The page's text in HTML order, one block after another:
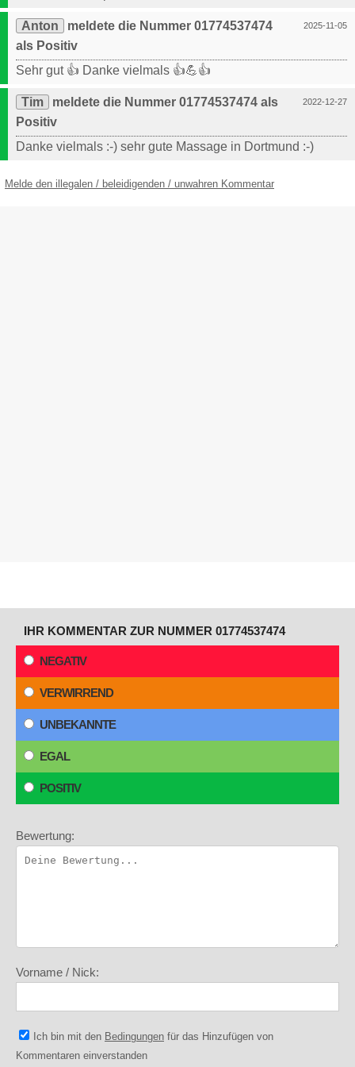
2025-11-05
Anton
meldete die Nummer 01774537474
als Positiv
Sehr gut 👍 Danke vielmals 👍💪👍
2022-12-27
Tim
meldete die Nummer 01774537474 als
Positiv
Danke vielmals :-) sehr gute Massage in Dortmund :-)
Melde den illegalen / beleidigenden / unwahren Kommentar
IHR KOMMENTAR ZUR NUMMER 01774537474
NEGATIV
VERWIRREND
UNBEKANNTE
EGAL
POSITIV
Bewertung:
Vorname / Nick:
Ich bin mit den Bedingungen für das Hinzufügen von
Kommentaren einverstanden